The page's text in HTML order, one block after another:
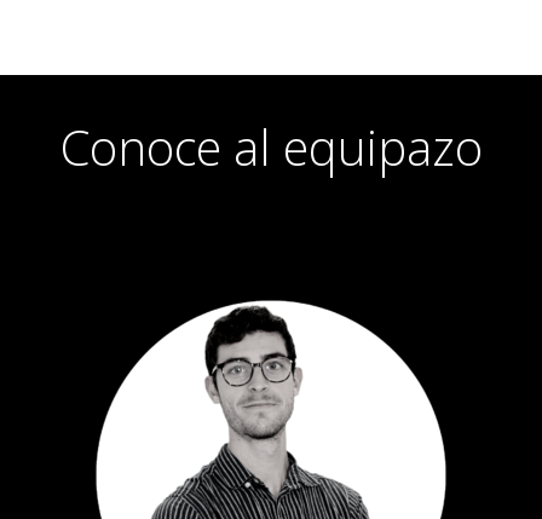
Conoce al equipazo